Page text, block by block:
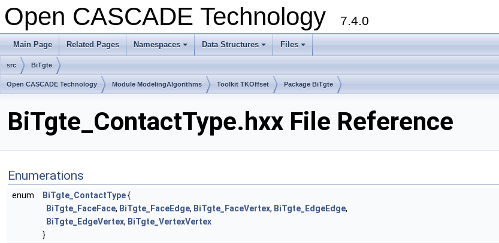
Open CASCADE Technology 7.4.0
Main Page Related Pages
+
Namespaces
+
Data Structures
+
Files
src BiTgte
Open CASCADE Technology Module ModelingAlgorithms Toolkit TKOffset Package BiTgte
BiTgte_ContactType.hxx File Reference
Enumerations
enum BiTgte_ContactType{
BiTgte_FaceFace, BiTgte_FaceEdge, BiTgte_FaceVertex, BiTgte_EdgeEdge,
BiTgte_EdgeVertex, BiTgte_VertexVertex
}